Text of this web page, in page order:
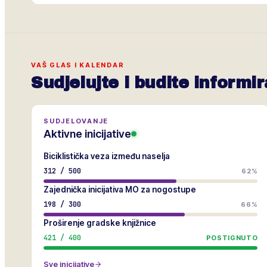
VAŠ GLAS I KALENDAR
Sudjelujte i budite
SUDJELOVANJE
Aktivne inicijative
Biciklistička veza između naselja
312 / 500 62%
Zajednička inicijativa MO za nogostupe
198 / 300 66%
Proširenje gradske knjižnice
421 / 400 POSTIGNUTO
Sve inicijative